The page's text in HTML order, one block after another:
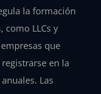
la formación
como LLCs y
que
en la
Las